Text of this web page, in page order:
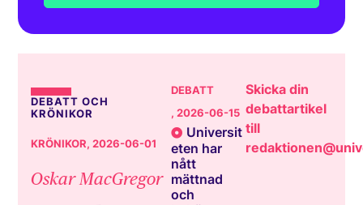
DEBATT OCH
KRÖNIKOR
KRÖNIKOR, 2026-06-01
Oskar MacGregor
DEBATT
, 2026-06-15
Universit
eten har
nått
mättnad
och
Skicka din
debattartikel
till